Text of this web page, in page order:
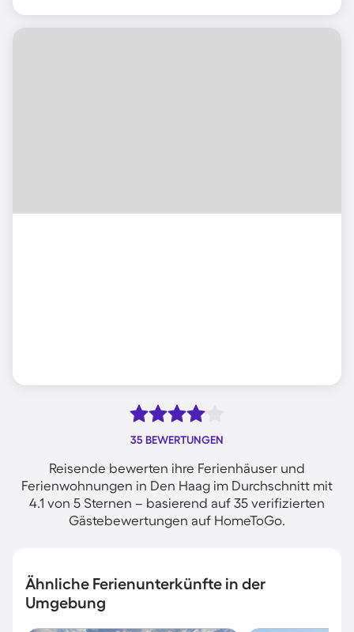
35 BEWERTUNGEN
Reisende bewerten ihre Ferienhäuser und
Ferienwohnungen in Den Haag im Durchschnitt mit
4.1 von 5 Sternen – basierend auf 35 verifizierten
Gästebewertungen auf HomeToGo.
Ähnliche Ferienunterkünfte in der
Umgebung